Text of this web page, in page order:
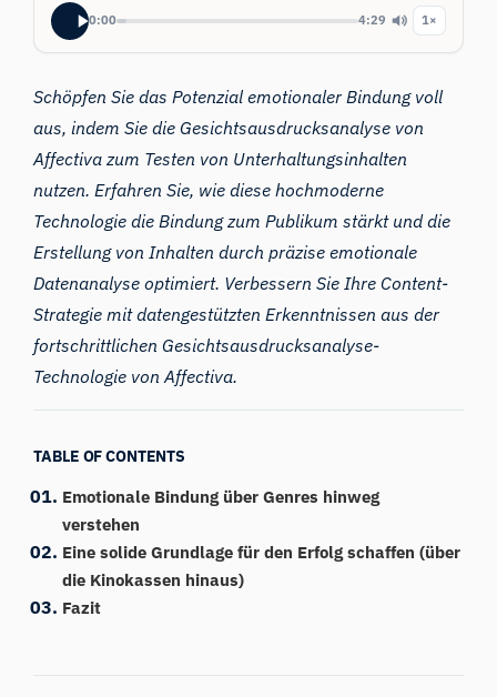
0:00 4:29 1×
Schöpfen Sie das Potenzialemotionaler Bindungvoll
aus, indem Sie die Gesichtsausdrucksanalyse von
Affectiva zum Testen von Unterhaltungsinhalten
nutzen. Erfahren Sie, wie diese hochmoderne
Technologie die Bindung zum Publikum stärkt und die
Erstellung von Inhalten durch präzise emotionale
Datenanalyse optimiert. Verbessern Sie Ihre Content-
Strategie mit datengestützten Erkenntnissen aus der
fortschrittlichen Gesichtsausdrucksanalyse-
Technologie von Affectiva.
TABLE OF CONTENTS
Emotionale Bindung über Genres hinweg
verstehen
Eine solide Grundlage für den Erfolg schaffen (über
die Kinokassen hinaus)
Fazit